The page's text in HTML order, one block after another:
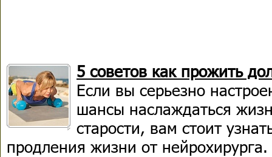
5 советов как прожить
Если вы серьезно
шансы наслаждаться
старости, вам стоит
продления жизни от